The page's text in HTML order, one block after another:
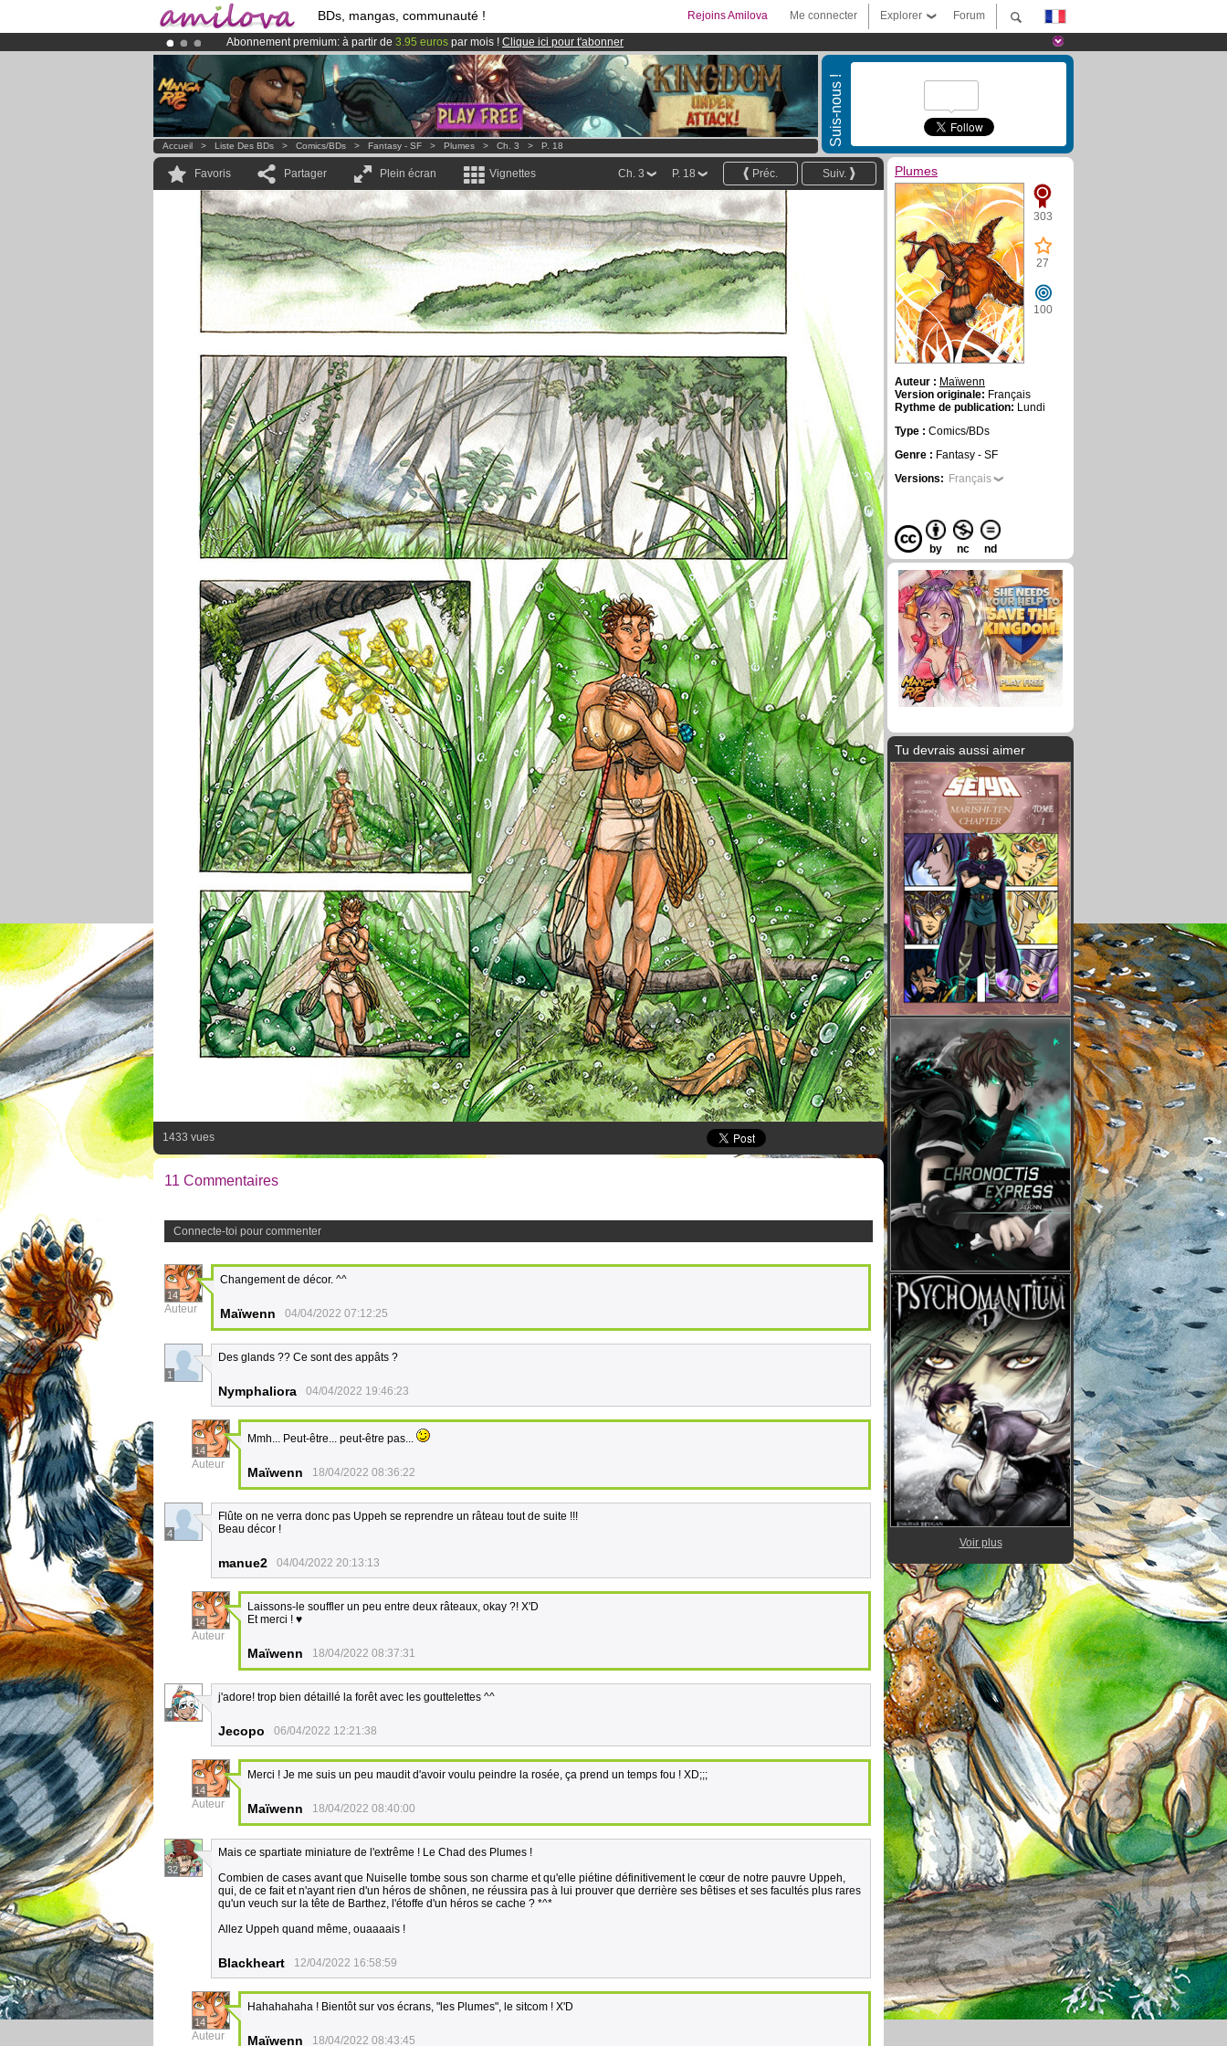
BDs, mangas, communauté ! Forum
Explorer
Me connecter
Rejoins Amilova
Abonnement premium: à partir de 3.95 euros par mois ! Clique ici pour t'abonner
LeKickstarter Amilova est désormais lancé!.
Déjà 134393membreset 1208BDs & Mangas!
Suis-nous !
Accueil > Liste Des BDs > Comics/BDs > Fantasy - SF > Plumes > Ch. 3 > P. 18
Favoris Partager Plein écran Vignettes Suiv.
Préc.
P. 18
Ch. 3
1433 vues
11 Commentaires
Connecte-toi pour commenter
14
Auteur
Changement de décor. ^^
Maïwenn 04/04/2022 07:12:25
1
Des glands ?? Ce sont des appâts ?
Nymphaliora 04/04/2022 19:46:23
14
Auteur
Mmh... Peut-être... peut-être pas...
Maïwenn 18/04/2022 08:36:22
4
Flûte on ne verra donc pas Uppeh se reprendre un râteau tout de suite !!!
Beau décor !
manue2 04/04/2022 20:13:13
14
Auteur
Laissons-le souffler un peu entre deux râteaux, okay ?! X'D
Et merci ! ♥
Maïwenn 18/04/2022 08:37:31
4
j'adore! trop bien détaillé la forêt avec les gouttelettes ^^
Jecopo 06/04/2022 12:21:38
14
Auteur
Merci ! Je me suis un peu maudit d'avoir voulu peindre la rosée, ça prend un temps fou ! XD;;;
Maïwenn 18/04/2022 08:40:00
32
Mais ce spartiate miniature de l'extrême ! Le Chad des Plumes !
Combien de cases avant que Nuiselle tombe sous son charme et qu'elle piétine définitivement le cœur de notre pauvre Uppeh,
qui, de ce fait et n'ayant rien d'un héros de shônen, ne réussira pas à lui prouver que derrière ses bêtises et ses facultés plus rares
qu'un veuch sur la tête de Barthez, l'étoffe d'un héros se cache ? *^*
Allez Uppeh quand même, ouaaaais !
Blackheart 12/04/2022 16:58:59
14
Auteur
Hahahahaha ! Bientôt sur vos écrans, "les Plumes", le sitcom ! X'D
Maïwenn 18/04/2022 08:43:45
Plumes
303
27
100
Auteur : Maïwenn
Version originale: Français
Rythme de publication: Lundi
Type : Comics/BDs
Genre : Fantasy - SF
Versions: Français
by nc nd
Tu devrais aussi aimer
Voir plus